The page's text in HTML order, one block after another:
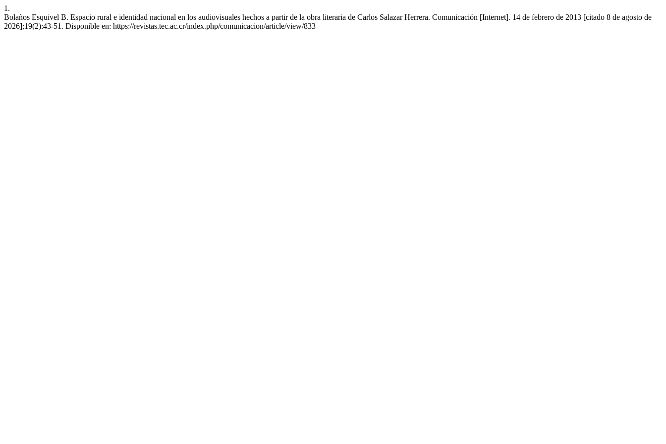
1.
Bolaños Esquivel B. Espacio rural e identidad nacional en los audiovisuales hechos a partir de la obra literaria de Carlos Salazar Herrera. Comunicación [Internet]. 14 de febrero de 2013 [citado 8 de agosto de
2026];19(2):43-51. Disponible en: https://revistas.tec.ac.cr/index.php/comunicacion/article/view/833